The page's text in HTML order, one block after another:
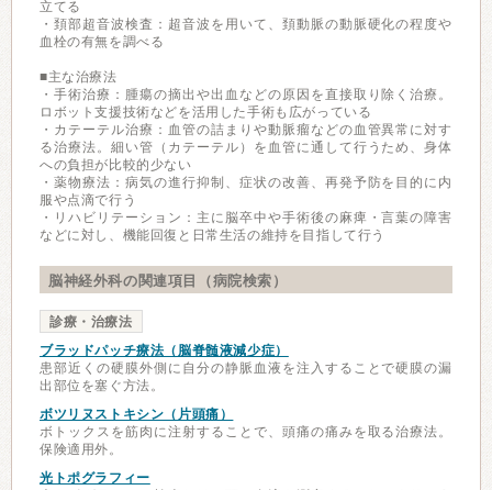
立てる
・頚部超音波検査：超音波を用いて、頚動脈の動脈硬化の程度や
血栓の有無を調べる
■主な治療法
・手術治療：腫瘍の摘出や出血などの原因を直接取り除く治療。
ロボット支援技術などを活用した手術も広がっている
・カテーテル治療：血管の詰まりや動脈瘤などの血管異常に対す
る治療法。細い管（カテーテル）を血管に通して行うため、身体
への負担が比較的少ない
・薬物療法：病気の進行抑制、症状の改善、再発予防を目的に内
服や点滴で行う
・リハビリテーション：主に脳卒中や手術後の麻痺・言葉の障害
などに対し、機能回復と日常生活の維持を目指して行う
脳神経外科の関連項目（病院検索）
診療・治療法
ブラッドパッチ療法（脳脊髄液減少症）
患部近くの硬膜外側に自分の静脈血液を注入することで硬膜の漏
出部位を塞ぐ方法。
ボツリヌストキシン（片頭痛）
ボトックスを筋肉に注射することで、頭痛の痛みを取る治療法。
保険適用外。
光トポグラフィー